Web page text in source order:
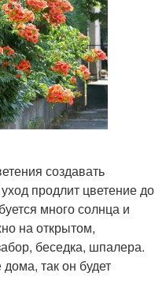
создавать
продлит цветение до
много солнца и
на открытом,
беседка, шпалера.
так он будет